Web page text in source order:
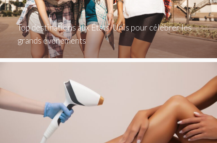
Top destinations aux États-Unis pour célébrer les
grands événements